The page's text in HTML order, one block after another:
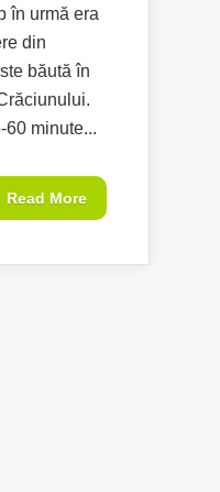
în urmă era
din
băută în
60 minute...
Read More